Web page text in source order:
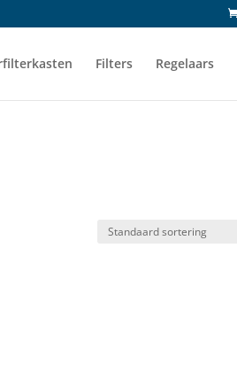
Filters Regelaars